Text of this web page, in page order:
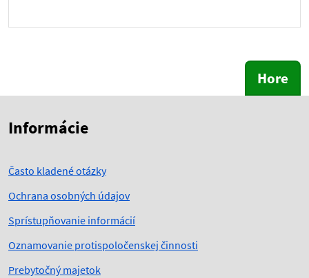
Hore
Informácie
Často kladené otázky
Ochrana osobných údajov
Sprístupňovanie informácií
Oznamovanie protispoločenskej činnosti
Prebytočný majetok